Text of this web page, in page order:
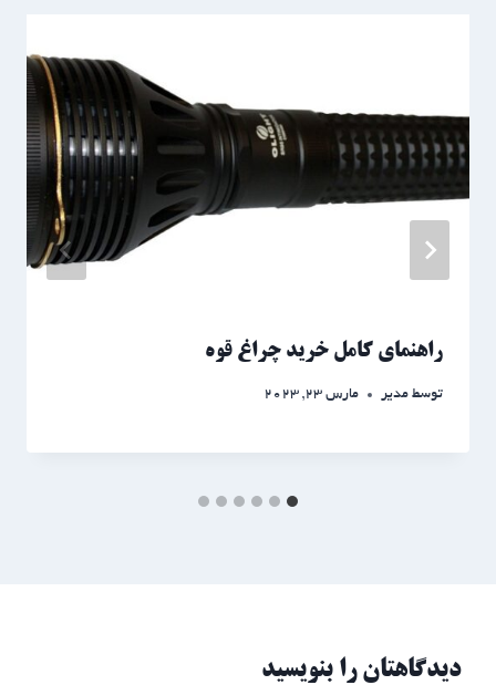
راهنمای کامل خرید چراغ قوه
توسط مدیر مارس 23, 2023
دیدگاهتان را بنویسید